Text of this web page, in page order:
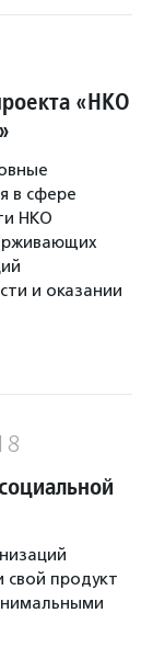
«НКО
в сфере
НКО
и оказании
свой продукт